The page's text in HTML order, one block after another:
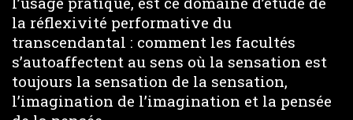
la réflexivité performative du
transcendantal : comment les facultés
s’autoaffectent au sens où la sensation est
toujours la sensation de la sensation,
l’imagination de l’imagination et la pensée